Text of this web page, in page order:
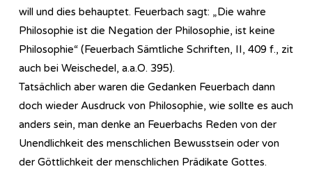
will und dies behauptet. Feuerbach sagt: „Die wahre
Philosophie ist die Negation der Philosophie, ist keine
Philosophie“ (Feuerbach Sämtliche Schriften, II, 409 f., zit
auch bei Weischedel, a.a.O. 395).
Tatsächlich aber waren die Gedanken Feuerbach dann
doch wieder Ausdruck von Philosophie, wie sollte es auch
anders sein, man denke an Feuerbachs Reden von der
Unendlichkeit des menschlichen Bewusstsein oder von
der Göttlichkeit der menschlichen Prädikate Gottes.